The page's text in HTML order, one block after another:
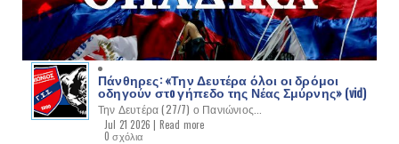
Πάνθηρες: «Την Δευτέρα όλοι οι δρόμοι
οδηγούν στo γήπεδο της Νέας Σμύρνης» (vid)
Την Δευτέρα (27/7) ο Πανιώνιος...
Jul 21 2026 | Read more
0 σχόλια